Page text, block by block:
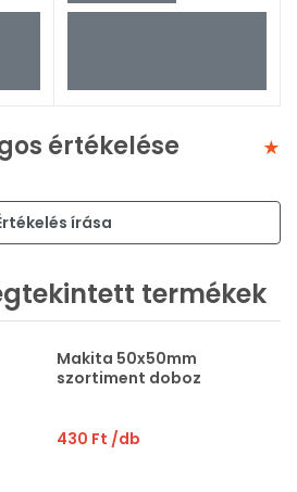
értékelése
írása
termékek
Makita 50x50mm
szortiment doboz
430 Ft /db